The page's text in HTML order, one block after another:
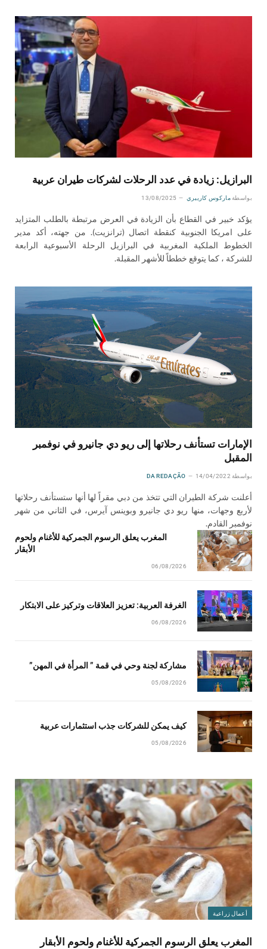
البرازيل: زيادة في عدد الرحلات لشركات طيران عربية
بواسطة ماركوس كارييري 13/08/2025
يؤكد خبير في القطاع بأن الزيادة في العرض مرتبطة بالطلب المتزايد
على امريكا الجنوبية كنقطة اتصال (ترانزيت). من جهته، أكد مدير
الخطوط الملكية المغربية في البرازيل الرحلة الأسبوعية الرابعة
للشركة ، كما يتوقع خططاً للأشهر المقبلة.
الإمارات تستأنف رحلاتها إلى ريو دي جانيرو في نوفمبر
المقبل
بواسطة DA REDAÇÃO 14/04/2022
أعلنت شركة الطيران التي تتخذ من دبي مقراً لها أنها ستستأنف رحلاتها
لأربع وجهات، منها ريو دي جانيرو وبوينس آيرس، في الثاني من شهر
نوفمبر القادم.
المغرب يعلق الرسوم الجمركية للأغنام ولحوم
الأبقار
06/08/2026
الغرفة العربية: تعزيز العلاقات وتركيز على الابتكار
06/08/2026
مشاركة لجنة وحي في قمة ” المرأة في المهن”
05/08/2026
كيف يمكن للشركات جذب استثمارات عربية
05/08/2026
أعمال زراعية
المغرب يعلق الرسوم الجمركية للأغنام ولحوم الأبقار